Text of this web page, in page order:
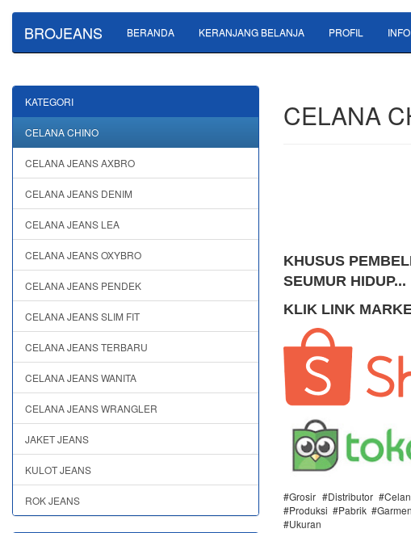
BROJEANS BERANDA KERANJANG BELANJA PROFIL INFO
CELANA
KHUSUS
SEUMUR HIDUP...
KLIK LINK
#Grosir #Distributor
#Produksi #Pabrik
#Ukuran
KATEGORI
CELANA CHINO
CELANA JEANS AXBRO
CELANA JEANS DENIM
CELANA JEANS LEA
CELANA JEANS OXYBRO
CELANA JEANS PENDEK
CELANA JEANS SLIM FIT
CELANA JEANS TERBARU
CELANA JEANS WANITA
CELANA JEANS WRANGLER
JAKET JEANS
KULOT JEANS
ROK JEANS